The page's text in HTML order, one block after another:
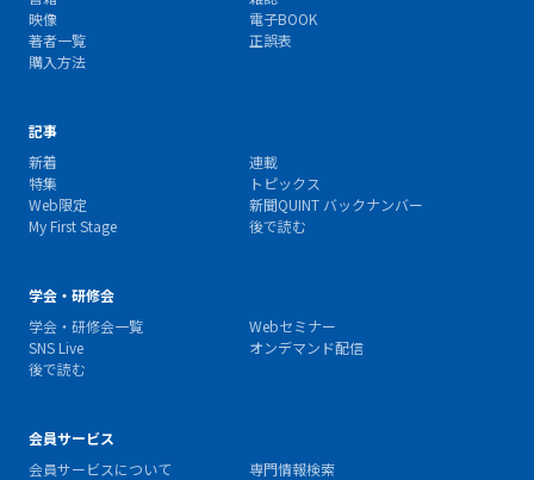
映像
電子BOOK
著者一覧
正誤表
購入方法
記事
新着
連載
特集
トピックス
Web限定
新聞QUINT バックナンバー
My First Stage
後で読む
学会・研修会
学会・研修会一覧
Webセミナー
SNS Live
オンデマンド配信
後で読む
会員サービス
会員サービスについて
専門情報検索